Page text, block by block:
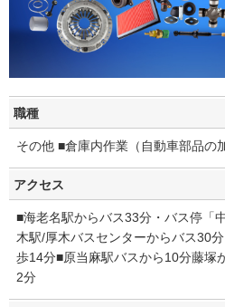
職種
その他 ■倉庫内作業（自動車部品の
アクセス
■海老名駅からバス33分・バス停「
木駅/厚木バスセンターからバス30
歩14分■原当麻駅バスから10分藤塚
2分